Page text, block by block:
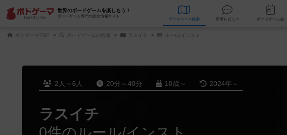
世界のボードゲームを楽しもう！
ボードゲーム専門の総合情報サイト
データベース 検索 新着レビュー
ボドゲーマTOP ボードゲームの検索 ラスイチ ルール/インスト
2人～6人 20分～40分 10歳～ 2024年～
ラスイチ